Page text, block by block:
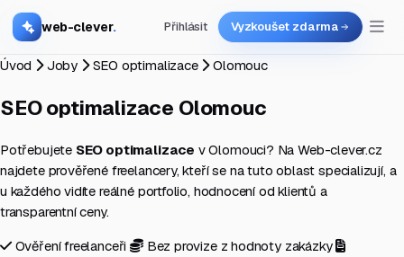
web-clever. Přihlásit Vyzkoušet zdarma
Úvod Joby SEO optimalizace Olomouc
SEO optimalizace Olomouc
Potřebujete SEO optimalizace v Olomouci? Na Web-clever.cz
najdete prověřené freelancery, kteří se na tuto oblast specializují, a
u každého vidíte reálné portfolio, hodnocení od klientů a
transparentní ceny.
Ověření freelanceři
Bez provize z hodnoty zakázky